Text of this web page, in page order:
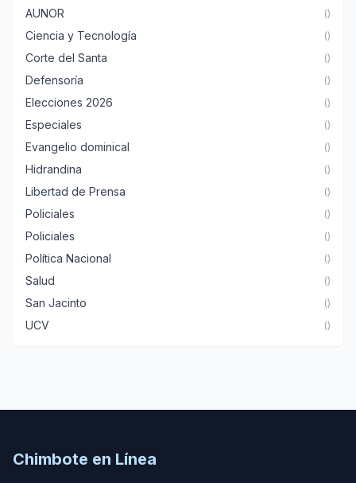
AUNOR ()
Ciencia y Tecnología ()
Corte del Santa ()
Defensoría ()
Elecciones 2026 ()
Especiales ()
Evangelio dominical ()
Hidrandina ()
Libertad de Prensa ()
Policiales ()
Policiales ()
Política Nacional ()
Salud ()
San Jacinto ()
UCV ()
Chimbote en Línea